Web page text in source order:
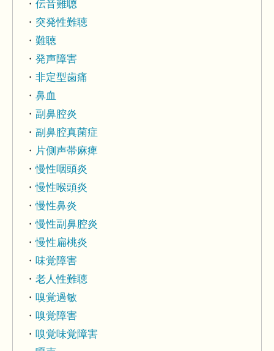
伝音難聴
突発性難聴
難聴
発声障害
非定型歯痛
鼻血
副鼻腔炎
副鼻腔真菌症
片側声帯麻痺
慢性咽頭炎
慢性喉頭炎
慢性鼻炎
慢性副鼻腔炎
慢性扁桃炎
味覚障害
老人性難聴
嗅覚過敏
嗅覚障害
嗅覚味覚障害